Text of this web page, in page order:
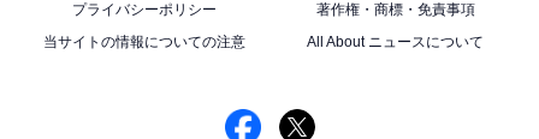
プライバシーポリシー
著作権・商標・免責事項
当サイトの情報についての注意
All About ニュースについて